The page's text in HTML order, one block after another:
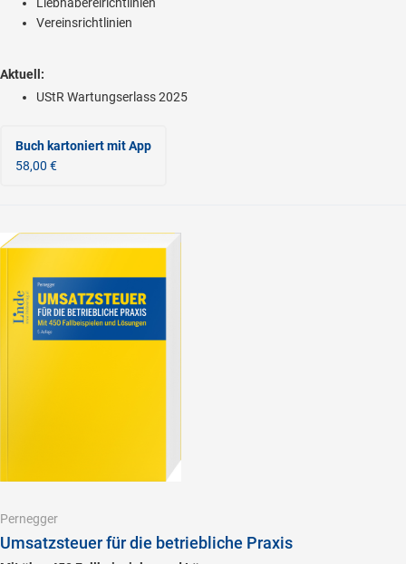
Vereinsrichtlinien
Aktuell:
UStR Wartungserlass 2025
Buch kartoniertmit App
58,00 €
Pernegger
Umsatzsteuer für die betriebliche Praxis